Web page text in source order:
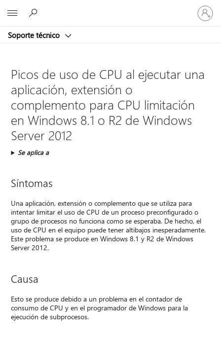
Soporte técnico
Iniciar
sesión
en
cuenta
Picos de uso de CPU al ejecutar una
aplicación, extensión o
complemento para CPU limitación
en Windows 8.1 o R2 de Windows
Server 2012
Se aplica a
Síntomas
Una aplicación, extensión o complemento que se utiliza para
intentar limitar el uso de CPU de un proceso preconfigurado o
grupo de procesos no funciona como se esperaba. De hecho, el
uso de CPU en el equipo puede tener altibajos inesperadamente.
Este problema se produce en Windows 8.1 y R2 de Windows
Server 2012.
Causa
Esto se produce debido a un problema en el contador de
consumo de CPU y en el programador de Windows para la
ejecución de subprocesos.